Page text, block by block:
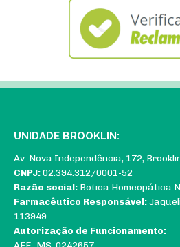
UNIDADE BROOKLIN:
Av. Nova Independência, 172,
CNPJ:02.394.312/0001-52
Razão social: Botica Homeopática
Farmacêutico Responsável:
113949
Autorização de Funcionamento: